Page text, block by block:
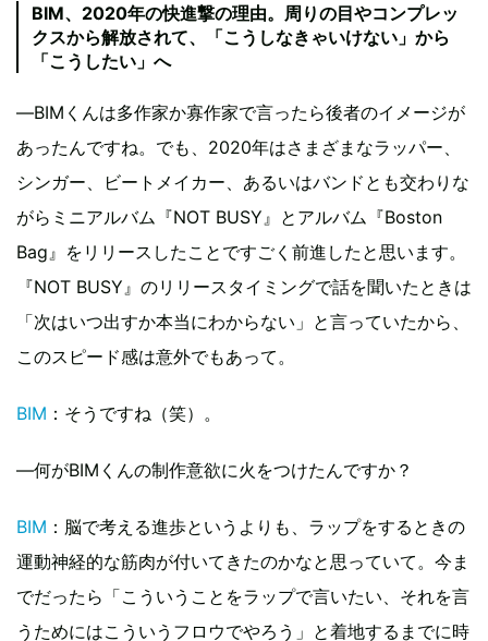
BIM、2020年の快進撃の理由。周りの目やコンプレッ
クスから解放されて、「こうしなきゃいけない」から
「こうしたい」へ
―BIMくんは多作家か寡作家で言ったら後者のイメージが
あったんですね。でも、2020年はさまざまなラッパー、
シンガー、ビートメイカー、あるいはバンドとも交わりな
がらミニアルバム『NOT BUSY』とアルバム『Boston
Bag』をリリースしたことですごく前進したと思います。
『NOT BUSY』のリリースタイミングで話を聞いたときは
「次はいつ出すか本当にわからない」と言っていたから、
このスピード感は意外でもあって。
BIM ：そうですね（笑）。
―何がBIMくんの制作意欲に火をつけたんですか？
BIM ：脳で考える進歩というよりも、ラップをするときの
運動神経的な筋肉が付いてきたのかなと思っていて。今ま
でだったら「こういうことをラップで言いたい、それを言
うためにはこういうフロウでやろう」と着地するまでに時